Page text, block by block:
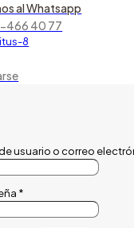
al Whatsapp
466 40 77
usuario o correo
*